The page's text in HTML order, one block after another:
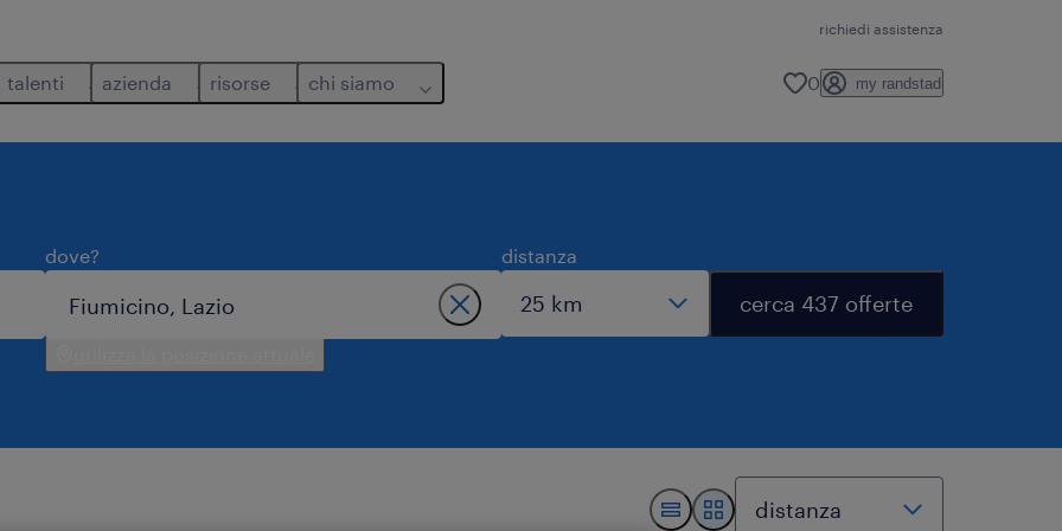
richiedi assistenza
talenti azienda risorse chi siamo 0 my randstad
dove? distanza
cerca 437 offerte